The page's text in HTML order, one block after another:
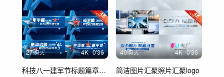
27购买 4K 0'36
科技八一建军节标题篇章章节片花 02
46购买 4K 0'36
简洁图片汇聚照片汇聚logo